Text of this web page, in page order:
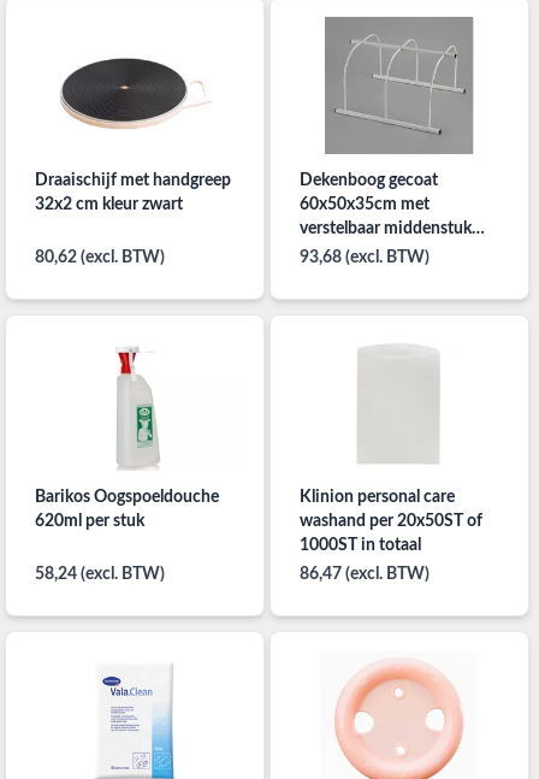
Draaischijf met handgreep
32x2 cm kleur zwart
80,62 (excl. BTW)
Dekenboog gecoat
60x50x35cm met
verstelbaar middenstuk
voor het opbergen per
93,68 (excl. BTW)
Barikos Oogspoeldouche
620ml per stuk
58,24 (excl. BTW)
Klinion personal care
washand per 20x50ST of
1000ST in totaal
86,47 (excl. BTW)